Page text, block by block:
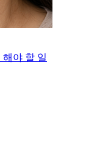
야 할 일